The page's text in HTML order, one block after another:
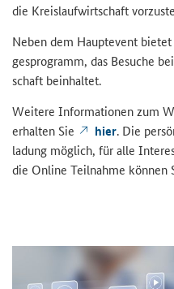
die Kreis­lauf­wirt­schaft
Neben dem Haupte­vent
ges­pro­gramm, das Be­su­che
schaft be­inhal­tet.
Wei­te­re In­for­ma­tio­nen zum
er­hal­ten Sie
hier. Die
la­dung mög­lich, für alle
die On­line Teil­nah­me kön­nen